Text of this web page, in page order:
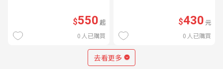
$550起
0 人已購買
$430元
0 人已購買
去看更多